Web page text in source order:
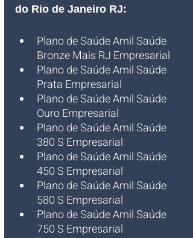
do Rio de Janeiro RJ:
Plano de Saúde Amil Saúde
Bronze Mais RJ Empresarial
Plano de Saúde Amil Saúde
Prata Empresarial
Plano de Saúde Amil Saúde
Ouro Empresarial
Plano de Saúde Amil Saúde
380 S Empresarial
Plano de Saúde Amil Saúde
450 S Empresarial
Plano de Saúde Amil Saúde
580 S Empresarial
Plano de Saúde Amil Saúde
750 S Empresarial